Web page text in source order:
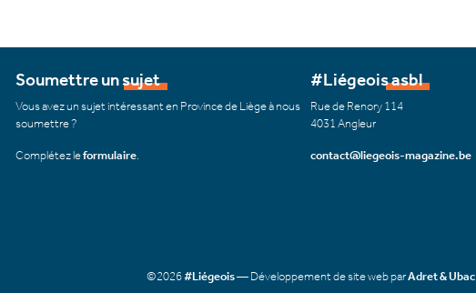
Soumettre un sujet
Vous avez un sujet intéressant en Province de Liège à nous
soumettre ?
Complétez leformulaire
#Liégeois asbl
Rue de Renory 114
4031 Angleur
contact@liegeois-magazine.be
©2026#Liégeois— Développement de site web parAdret & Ubac